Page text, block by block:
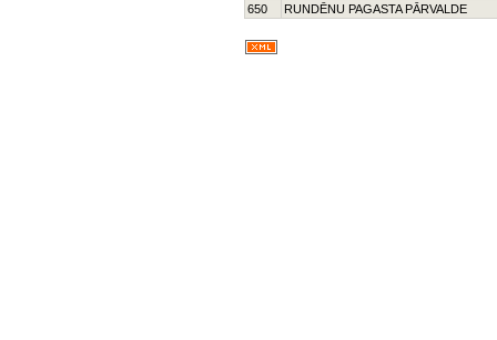
650
RUNDĒNU PAGASTA PĀRVALDE